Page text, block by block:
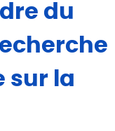
du
sur la